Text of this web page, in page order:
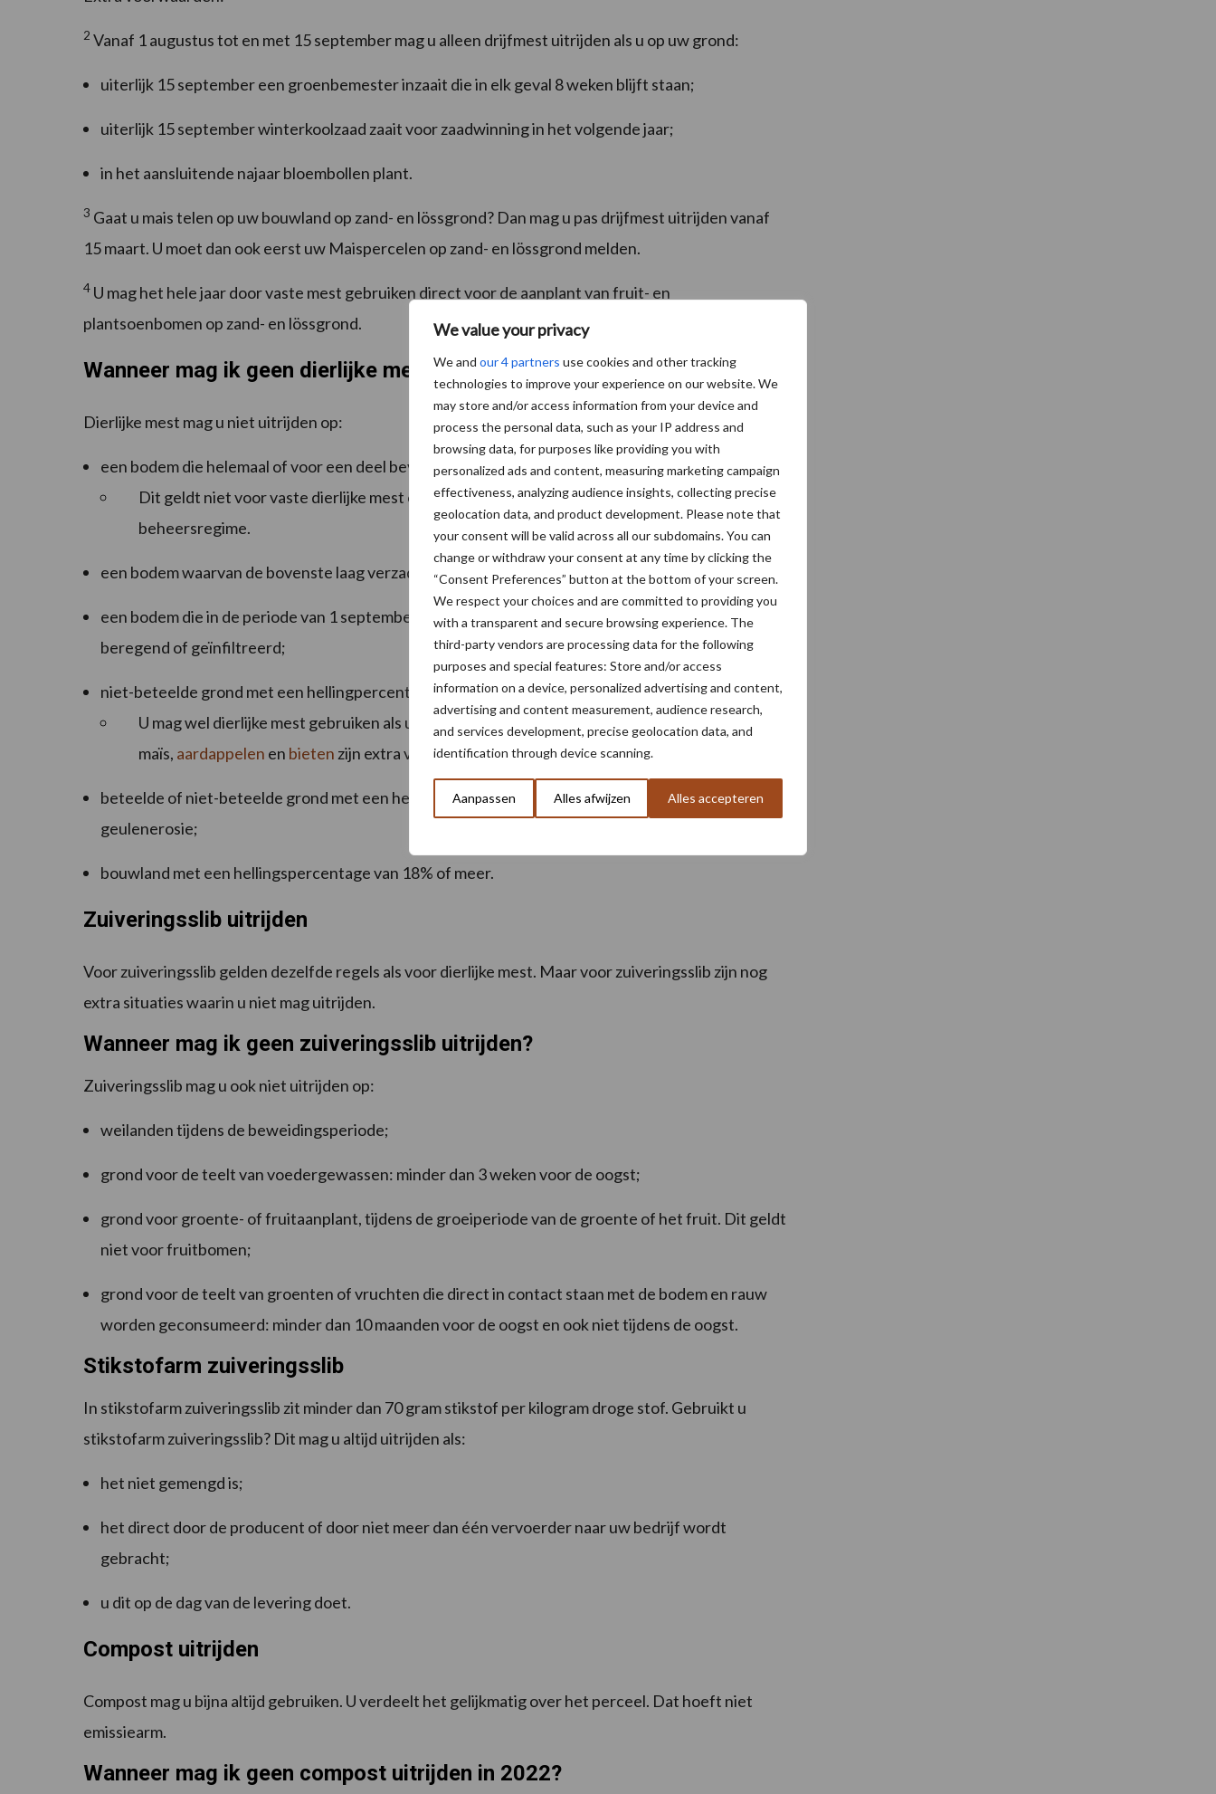
We value your privacy
We and our 4 partners use cookies and other tracking
technologies to improve your experience on our website. We
may store and/or access information from your device and
process the personal data, such as your IP address and
browsing data, for purposes like providing you with
personalized ads and content, measuring marketing campaign
effectiveness, analyzing audience insights, collecting precise
geolocation data, and product development. Please note that
your consent will be valid across all our subdomains. You can
change or withdraw your consent at any time by clicking the
“Consent Preferences” button at the bottom of your screen.
We respect your choices and are committed to providing you
with a transparent and secure browsing experience. The
third-party vendors are processing data for the following
purposes and special features: Store and/or access
information on a device, personalized advertising and content,
advertising and content measurement, audience research,
and services development, precise geolocation data, and
identification through device scanning.
Aanpassen Alles afwijzen Alles accepteren
2 Vanaf 1 augustus tot en met 15 september mag u alleen drijfmest uitrijden als u op uw grond:
uiterlijk 15 september een groenbemester inzaait die in elk geval 8 weken blijft staan;
uiterlijk 15 september winterkoolzaad zaait voor zaadwinning in het volgende jaar;
in het aansluitende najaar bloembollen plant.
3 Gaat u mais telen op uw bouwland op zand- en lössgrond? Dan mag u pas drijfmest uitrijden vanaf
15 maart. U moet dan ook eerst uw Maispercelen op zand- en lössgrond melden.
4 U mag het hele jaar door vaste mest gebruiken direct voor de aanplant van fruit- en
plantsoenbomen op zand- en lössgrond.
Wanneer mag ik geen dierlijke mest uitrijden in 2022?
Dierlijke mest mag u niet uitrijden op:
een bodem die helemaal of voor een deel bevroren is, of waarop (voor een deel) sneeuw ligt;
Dit geldt niet voor vaste dierlijke mest op grasland, waar het gebruik onderdeel is van een
beheersregime.
een bodem waarvan de bovenste laag verzadigd is met water;
een bodem die in de periode van 1 september tot en met 31 januari tegelijkertijd wordt bevloeid,
beregend of geïnfiltreerd;
niet-beteelde grond met een hellingpercentage van 7% of meer.
U mag wel dierlijke mest gebruiken als u binnen 8 dagen na gebruik een gewas inzaait. Voor
maïs, aardappelen en bieten zijn extra voorwaarden.
beteelde of niet-beteelde grond met een hellingspercentage van 7% of meer en aangetast door
geulenerosie;
bouwland met een hellingspercentage van 18% of meer.
Zuiveringsslib uitrijden
Voor zuiveringsslib gelden dezelfde regels als voor dierlijke mest. Maar voor zuiveringsslib zijn nog
extra situaties waarin u niet mag uitrijden.
Wanneer mag ik geen zuiveringsslib uitrijden?
Zuiveringsslib mag u ook niet uitrijden op:
weilanden tijdens de beweidingsperiode;
grond voor de teelt van voedergewassen: minder dan 3 weken voor de oogst;
grond voor groente- of fruitaanplant, tijdens de groeiperiode van de groente of het fruit. Dit geldt
niet voor fruitbomen;
grond voor de teelt van groenten of vruchten die direct in contact staan met de bodem en rauw
worden geconsumeerd: minder dan 10 maanden voor de oogst en ook niet tijdens de oogst.
Stikstofarm zuiveringsslib
In stikstofarm zuiveringsslib zit minder dan 70 gram stikstof per kilogram droge stof. Gebruikt u
stikstofarm zuiveringsslib? Dit mag u altijd uitrijden als:
het niet gemengd is;
het direct door de producent of door niet meer dan één vervoerder naar uw bedrijf wordt
gebracht;
u dit op de dag van de levering doet.
Compost uitrijden
Compost mag u bijna altijd gebruiken. U verdeelt het gelijkmatig over het perceel. Dat hoeft niet
emissiearm.
Wanneer mag ik geen compost uitrijden in 2022?